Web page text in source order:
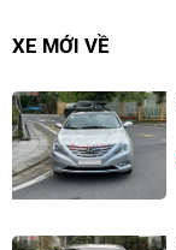
XE MỚI VỀ